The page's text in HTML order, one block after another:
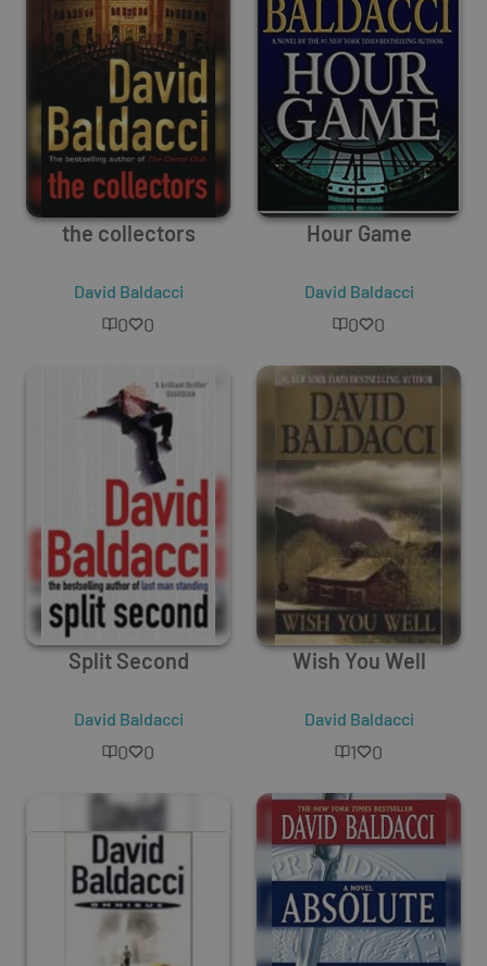
the collectors
David Baldacci
0 0
Hour Game
David Baldacci
0 0
Split Second
David Baldacci
0 0
Wish You Well
David Baldacci
1 0